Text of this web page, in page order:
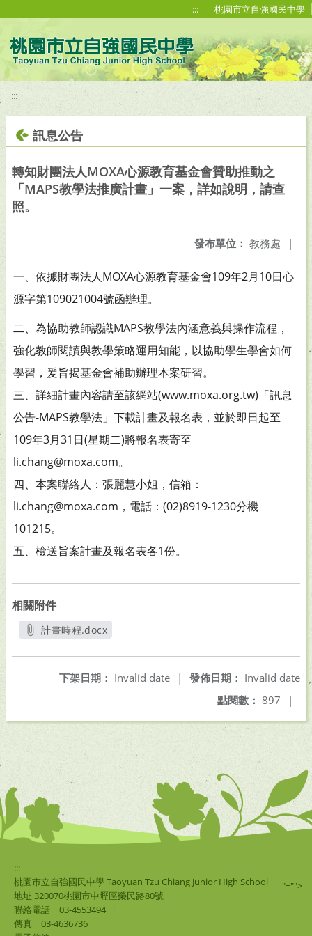
::: 桃園市立自強國民中學
:::
訊息公告
轉知財團法人MOXA心源教育基金會贊助推動之
「MAPS教學法推廣計畫」一案，詳如說明，請查
照。
發布單位： 教務處 |
一、依據財團法人MOXA心源教育基金會109年2月10日心
源字第109021004號函辦理。
二、為協助教師認識MAPS教學法內涵意義與操作流程，
強化教師閱讀與教學策略運用知能，以協助學生學會如何
學習，爰旨揭基金會補助辦理本案研習。
三、詳細計畫內容請至該網站(www.moxa.org.tw)「訊息
公告-MAPS教學法」下載計畫及報名表，並於即日起至
109年3月31日(星期二)將報名表寄至
li.chang@moxa.com。
四、本案聯絡人：張麗慧小姐，信箱：
li.chang@moxa.com，電話：(02)8919-1230分機
101215。
五、檢送旨案計畫及報名表各1份。
相關附件
計畫時程.docx
發佈日期： Invalid date
下架日期： Invalid date
|
點閱數： 897 |
:::
桃園市立自強國民中學 Taoyuan Tzu Chiang Junior High School
地址 320070桃園市中壢區榮民路80號
聯絡電話
03-4553494
|
傳真
03-4636736
"="">